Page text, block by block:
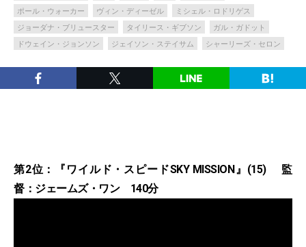
ポール・ウォーカー
ヴィン・ディーゼル
ミシェル・ロドリゲス
ジョーダナ・ブリュースター
タイリース・ギブソン
ガル・ガドット
ドウェイン・ジョンソン
ジェイソン・ステイサム シャーリーズ・セロン
第2位：『ワイルド・スピードSKY MISSION』(15) 監
督：ジェームズ・ワン 140分